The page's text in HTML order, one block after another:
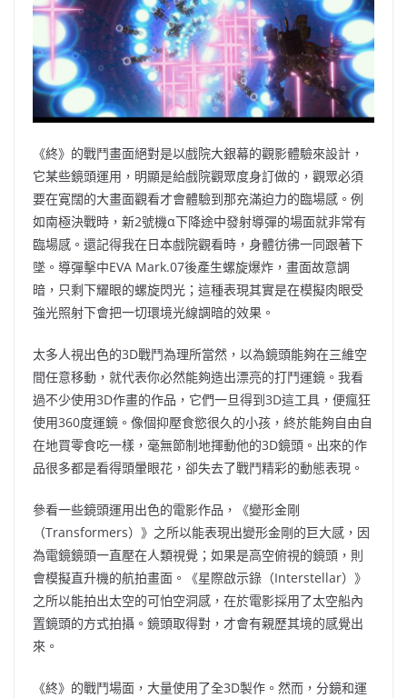
《終》的戰鬥畫面絕對是以戲院大銀幕的觀影體驗來設計，
它某些鏡頭運用，明顯是給戲院觀眾度身訂做的，觀眾必須
要在寛闊的大畫面觀看才會體驗到那充滿迫力的臨場感。例
如南極決戰時，新2號機α下降途中發射導彈的場面就非常有
臨場感。還記得我在日本戲院觀看時，身體彷彿一同跟著下
墜。導彈擊中EVA Mark.07後產生螺旋爆炸，畫面故意調
暗，只剩下耀眼的螺旋閃光；這種表現其實是在模擬肉眼受
強光照射下會把一切環境光線調暗的效果。
太多人視出色的3D戰鬥為理所當然，以為鏡頭能夠在三維空
間任意移動，就代表你必然能夠造出漂亮的打鬥運鏡。我看
過不少使用3D作畫的作品，它們一旦得到3D這工具，便瘋狂
使用360度運鏡。像個抑壓食慾很久的小孩，終於能夠自由自
在地買零食吃一樣，毫無節制地揮動他的3D鏡頭。出來的作
品很多都是看得頭暈眼花，卻失去了戰鬥精彩的動態表現。
參看一些鏡頭運用出色的電影作品，《變形金剛
（Transformers）》之所以能表現出變形金剛的巨大感，因
為電鏡鏡頭一直壓在人類視覺；如果是高空俯視的鏡頭，則
會模擬直升機的航拍畫面。《星際啟示錄（Interstellar）》
之所以能拍出太空的可怕空洞感，在於電影採用了太空船內
置鏡頭的方式拍攝。鏡頭取得對，才會有親歷其境的感覺出
來。
《終》的戰鬥場面，大量使用了全3D製作。然而，分鏡和運